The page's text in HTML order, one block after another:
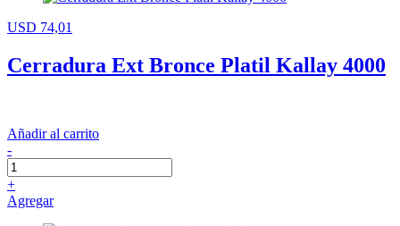
USD 74,01
Cerradura Ext Bronce Platil Kallay 4000
Añadir al carrito
-
+
Agregar